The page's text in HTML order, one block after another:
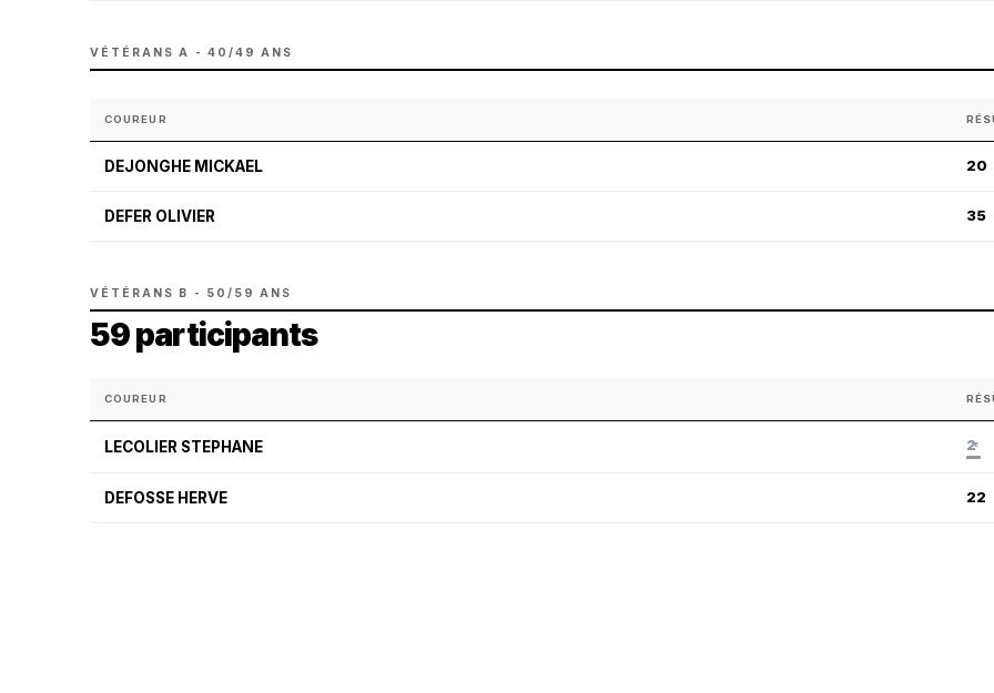
VÉTÉRANS A - 40/49 ANS
COUREUR
DEJONGHE MICKAEL 20
DEFER OLIVIER 35
VÉTÉRANS B - 50/59 ANS
59 participants
COUREUR
LECOLIER STEPHANE 2E
DEFOSSE HERVE 22